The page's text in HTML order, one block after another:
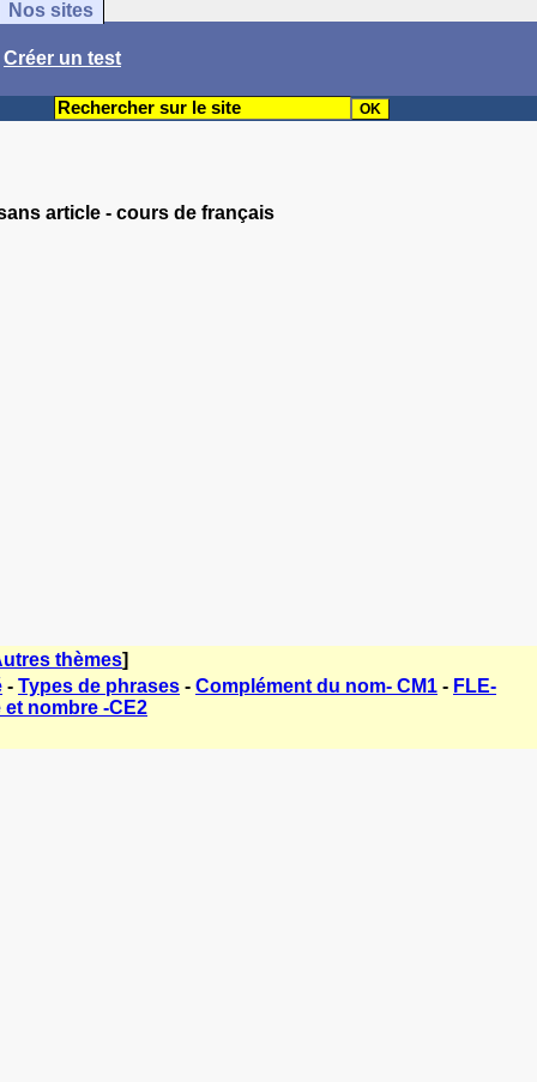
Nos sites
Créer un test
article - cours de français
thèmes]
- Types de phrases - Complément du nom- CM1 - FLE-
nombre -CE2